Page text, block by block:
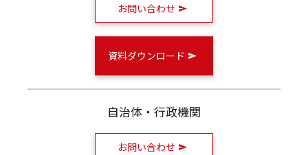
お問い合わせ
資料ダウンロード
自治体・行政機関
お問い合わせ